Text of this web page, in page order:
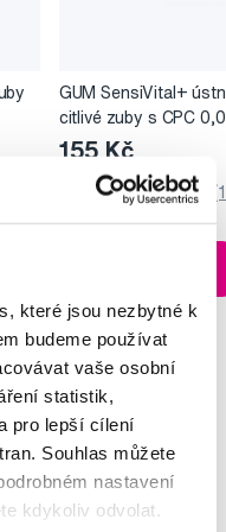
které jsou nezbytné k
budeme používat
vaše osobní
statistik,
pro lepší cílení
Souhlas můžete
nastavení
kdykoliv odvolat.
GUM SensiVital+
citlivé zuby s CPC
155 Kč
5,0/5